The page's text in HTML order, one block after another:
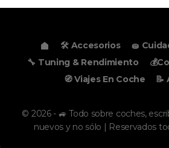
🛠️ Accesorios
🧽
🔧 Tuning & Rendimiento
🧭 Viajes En Coche
📝
© 2026 - 🚙 Todo sobre coches,
nuevos y no sólo | Reservados